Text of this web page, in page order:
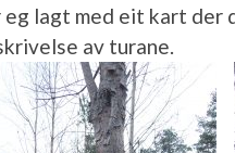
eg lagt med eit kart der
av turane.